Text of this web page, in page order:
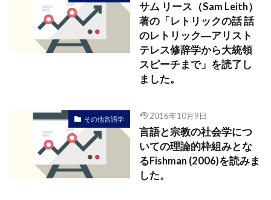
サム リース（Sam Leith）
著の「レトリックの話 話
のレトリック―アリスト
テレス修辞学から大統領
スピーチまで」を読了し
ました。
その他言語学 2016年10月9日
言語と宗教の社会学につ
いての理論的枠組みとな
るFishman (2006)を読みま
した。